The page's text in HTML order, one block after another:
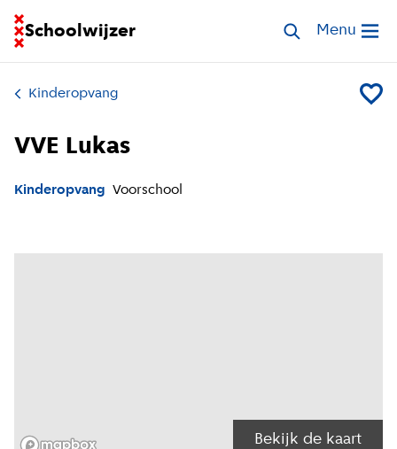
Schoolwijzer
Ga naar homepage van SchoolwijzerZoek opvang
Open
Menu
Kinderopvang Voeg
VVE Lukas
Kinderopvang Voorschool
Bekijk de kaart